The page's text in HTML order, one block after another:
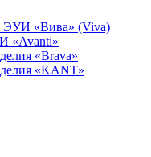
ЭУИ «Вива» (Viva)
«Avanti»
«Brava»
«KANT»